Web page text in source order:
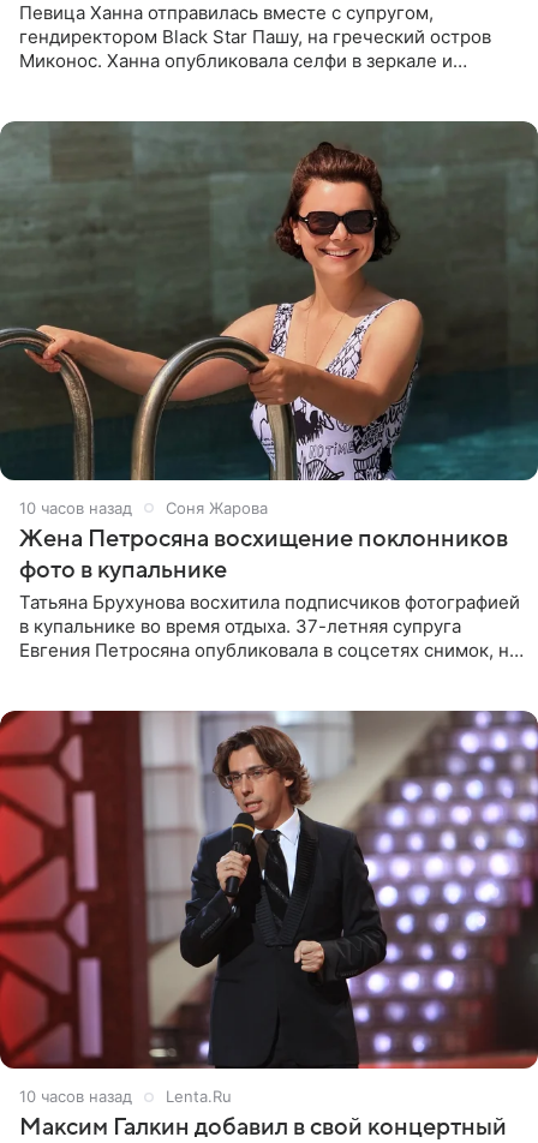
Певица Ханна отправилась вместе с супругом,
гендиректором Black Star Пашу, на греческий остров
Миконос. Ханна опубликовала селфи в зеркале и
10 часов назад Соня Жарова
Жена Петросяна восхищение поклонников
фото в купальнике
Татьяна Брухунова восхитила подписчиков фотографией
в купальнике во время отдыха. 37-летняя супруга
Евгения Петросяна опубликовала в соцсетях снимок, на
10 часов назад Lenta.Ru
Максим Галкин добавил в свой концертный